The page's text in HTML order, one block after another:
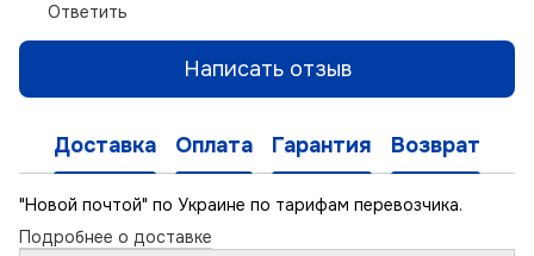
Ответить
Написать отзыв
Доставка Оплата Гарантия Возврат
"Новой почтой" по Украине по тарифам перевозчика.
Подробнее о доставке